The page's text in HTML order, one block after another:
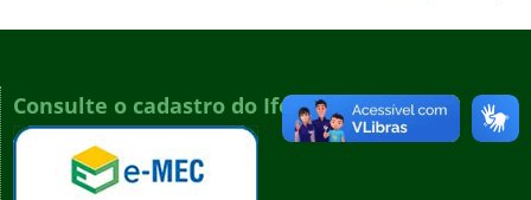
Consulte o cadastro do Ifes no e-MEC